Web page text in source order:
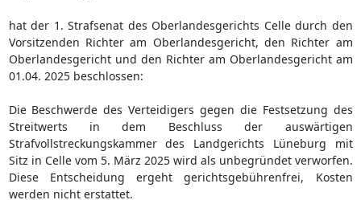
hat der 1. Strafsenat des Oberlandesgerichts Celle durch den
Vorsitzenden Richter am Oberlandesgericht, den Richter am
Oberlandesgericht und den Richter am Oberlandesgericht am
01.04. 2025 beschlossen:
Die Beschwerde des Verteidigers gegen die Festsetzung des
Streitwerts in dem Beschluss der auswärtigen
Strafvollstreckungskammer des Landgerichts Lüneburg mit
Sitz in Celle vom 5. März 2025 wird als unbegründet verworfen.
Diese Entscheidung ergeht gerichtsgebührenfrei, Kosten
werden nicht erstattet.